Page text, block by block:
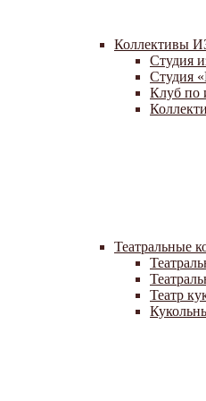
Коллективы
Студия
Студия
Клуб по
Театральные
Театр